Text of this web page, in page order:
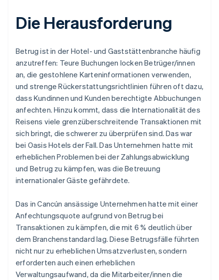
Die Herausforderung
Betrug ist in der Hotel- und Gaststättenbranche häufig
anzutreffen: Teure Buchungen locken Betrüger/innen
an, die gestohlene Karteninformationen verwenden,
und strenge Rückerstattungsrichtlinien führen oft dazu,
dass Kundinnen und Kunden berechtigte Abbuchungen
anfechten. Hinzu kommt, dass die Internationalität des
Reisens viele grenzüberschreitende Transaktionen mit
sich bringt, die schwerer zu überprüfen sind. Das war
bei Oasis Hotels der Fall. Das Unternehmen hatte mit
erheblichen Problemen bei der Zahlungsabwicklung
und Betrug zu kämpfen, was die Betreuung
internationaler Gäste gefährdete.
Das in Cancún ansässige Unternehmen hatte mit einer
Anfechtungsquote aufgrund von Betrug bei
Transaktionen zu kämpfen, die mit 6 % deutlich über
dem Branchenstandard lag. Diese Betrugsfälle führten
nicht nur zu erheblichen Umsatzverlusten, sondern
erforderten auch einen erheblichen
Verwaltungsaufwand, da die Mitarbeiter/innen die